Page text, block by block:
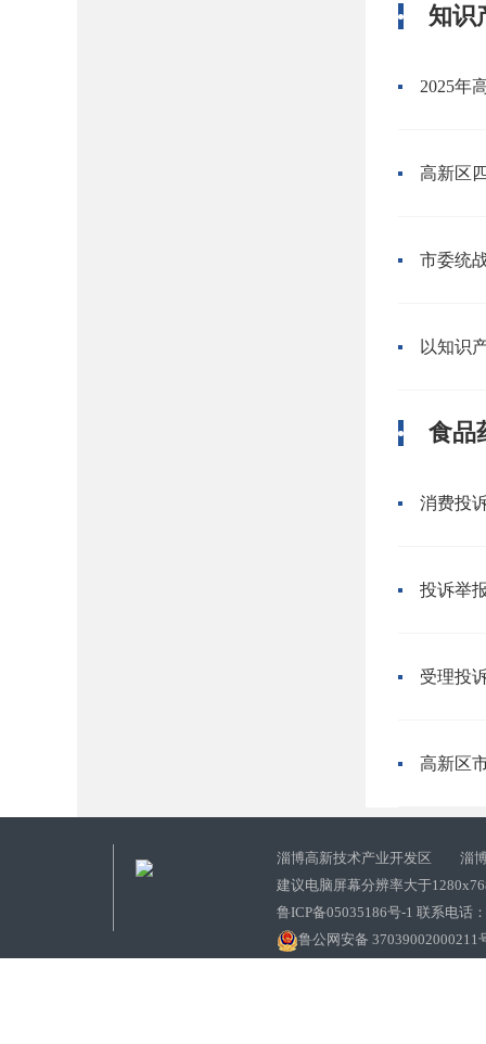
2025年
高新区
市委统
以知识
食品
消费投
投诉举
受理投
高新区
淄博高新技术产业开发区 淄博
建议电脑屏幕分辨率大于
鲁ICP备05035186号-1 联系电话
鲁公网安备 37039002000211